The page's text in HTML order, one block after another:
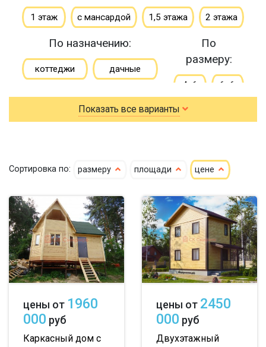
1 этаж с мансардой 1,5 этажа 2 этажа
По назначению:
коттеджи дачные
зимние
для постоянного проживания
По
размеру:
4х6 6х6
6х7
7х9 7х10
9х9
10х12
большие
маленькие
Показать все варианты
Сортировка по: размеру площади цене
цены от 1960
000 руб
Каркасный дом с
цены от 2450
000 руб
Двухэтажный